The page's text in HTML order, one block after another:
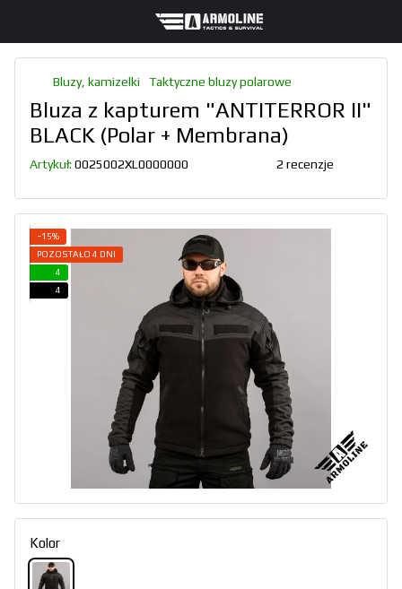
Bluzy, kamizelki Taktyczne bluzy polarowe
Bluza z kapturem "ANTITERROR II"
BLACK (Polar + Membrana)
Artykuł: 0025002XL0000000 2 recenzje
−15%
POZOSTAŁO 4 DNI
4
4
Kolor